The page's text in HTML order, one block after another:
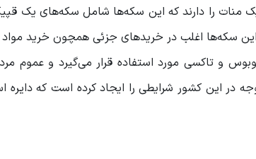
منات را دارند که این سکه‌ها شامل سکه‌های یک
سکه‌ها اغلب در خریدهای جزئی همچون خرید
و تاکسی مورد استفاده قرار می‌گیرد و عموم
در این کشور شرایطی را ایجاد کرده است که دایره